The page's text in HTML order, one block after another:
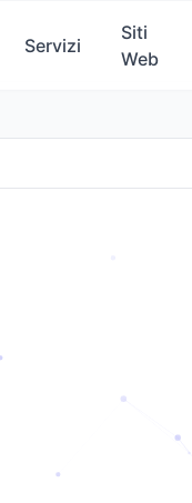
Servizi
Siti
Web